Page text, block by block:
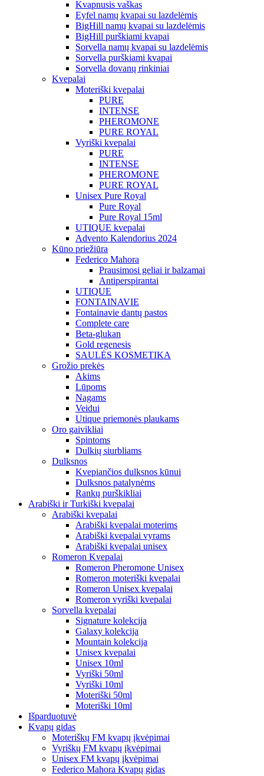
Kvapnusis vaškas
Eyfel namų kvapai su lazdelėmis
BigHill namų kvapai su lazdelėmis
BigHill purškiami kvapai
Sorvella namų kvapai su lazdelėmis
Sorvella purškiami kvapai
Sorvella dovanų rinkiniai
Kvepalai
Moteriški kvepalai
PURE
INTENSE
PHEROMONE
PURE ROYAL
Vyriški kvepalai
PURE
INTENSE
PHEROMONE
PURE ROYAL
Unisex Pure Royal
Pure Royal
Pure Royal 15ml
UTIQUE kvepalai
Advento Kalendorius 2024
Kūno priežiūra
Federico Mahora
Prausimosi geliai ir balzamai
Antiperspirantai
UTIQUE
FONTAINAVIE
Fontainavie dantų pastos
Complete care
Beta-glukan
Gold regenesis
SAULĖS KOSMETIKA
Grožio prekės
Akims
Lūpoms
Nagams
Veidui
Utique priemonės plaukams
Oro gaivikliai
Spintoms
Dulkių siurbliams
Dulksnos
Kvepiančios dulksnos kūnui
Dulksnos patalynėms
Rankų purškikliai
Arabiški ir Turkiški kvepalai
Arabiški kvepalai
Arabiški kvepalai moterims
Arabiški kvepalai vyrams
Arabiški kvepalai unisex
Romeron Kvepalai
Romeron Pheromone Unisex
Romeron moteriški kvepalai
Romeron Unisex kvepalai
Romeron vyriški kvepalai
Sorvella kvepalai
Signature kolekcija
Galaxy kolekcija
Mountain kolekcija
Unisex kvepalai
Unisex 10ml
Vyriški 50ml
Vyriški 10ml
Moteriški 50ml
Moteriški 10ml
Išparduotuvė
Kvapų gidas
Moteriškų FM kvapų įkvėpimai
Vyriškų FM kvapų įkvėpimai
Unisex FM kvapų įkvėpimai
Federico Mahora Kvapų gidas